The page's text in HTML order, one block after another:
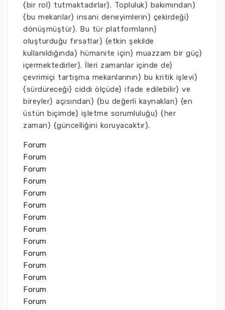
{bir rol} tutmaktadırlar}. Topluluk} bakımından}
{bu mekanlar} insani deneyimlerin} çekirdeği}
dönüşmüştür}. Bu tür platformların}
oluşturduğu fırsatlar} {etkin şekilde
kullanıldığında} hümanite için} muazzam bir güç}
içermektedirler}. İleri zamanlar içinde de}
çevrimiçi tartışma mekanlarının} bu kritik işlevi}
{sürdüreceği} ciddi ölçüde} ifade edilebilir} ve
bireyler} açısından} {bu değerli kaynakları} {en
üstün biçimde} işletme sorumluluğu} {her
zaman} {güncelliğini koruyacaktır}.
Forum
Forum
Forum
Forum
Forum
Forum
Forum
Forum
Forum
Forum
Forum
Forum
Forum
Forum